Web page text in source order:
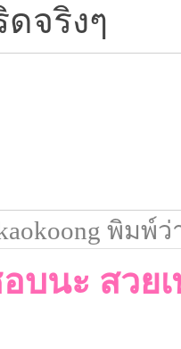
ดจริงๆ
พิมพ์ว่
บนะ สวย